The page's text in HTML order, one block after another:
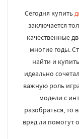
Сегодня купить
заключается
качественные
многие годы.
найти и
идеально
важную роль
модели с
разобраться, то
вряд ли помогут